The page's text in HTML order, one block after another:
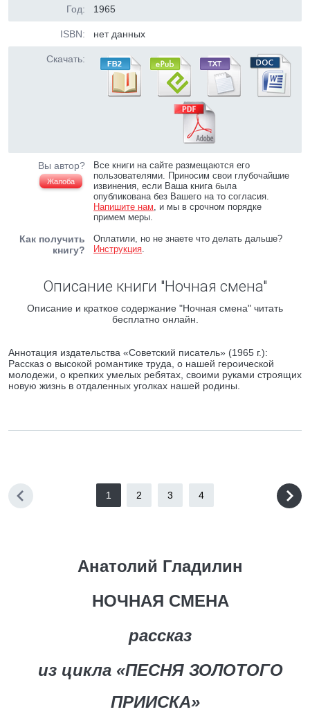
Год: 1965
ISBN: нет данных
Скачать:
Вы автор?
Жалоба
Все книги на сайте размещаются его
пользователями. Приносим свои глубочайшие
извинения, если Ваша книга была
опубликована без Вашего на то согласия.
Напишите нам, и мы в срочном порядке
примем меры.
Как получить
книгу?
Оплатили, но не знаете что делать дальше?
Инструкция.
Описание книги "Ночная смена"
Описание и краткое содержание "Ночная смена" читать
бесплатно онлайн.
Аннотация издательства «Советский писатель» (1965 г.):
Рассказ о высокой романтике труда, о нашей героической
молодежи, о крепких умелых ребятах, своими руками строящих
новую жизнь в отдаленных уголках нашей родины.
1 2 3 4
Анатолий Гладилин
НОЧНАЯ СМЕНА
рассказ
из цикла «ПЕСНЯ ЗОЛОТОГО
ПРИИСКА»